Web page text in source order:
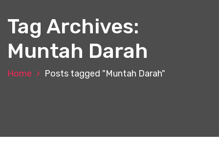
Tag Archives:
Muntah Darah
Home Posts tagged "Muntah Darah"